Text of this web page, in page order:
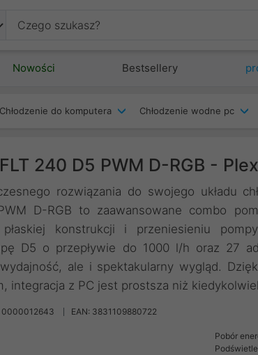
Nowości Bestsellery
Chłodzenie do komputera Chłodzenie wodne pc
240 D5 PWM D-RGB -
rozwiązania do swojego układu
D-RGB to zaawansowane combo
konstrukcji i przeniesieniu
D5 o przepływie do 1000 l/h oraz 27
ale i spektakularny wygląd.
integracja z PC jest prostsza niż
0000012643 EAN: 3831109880722
Pobór